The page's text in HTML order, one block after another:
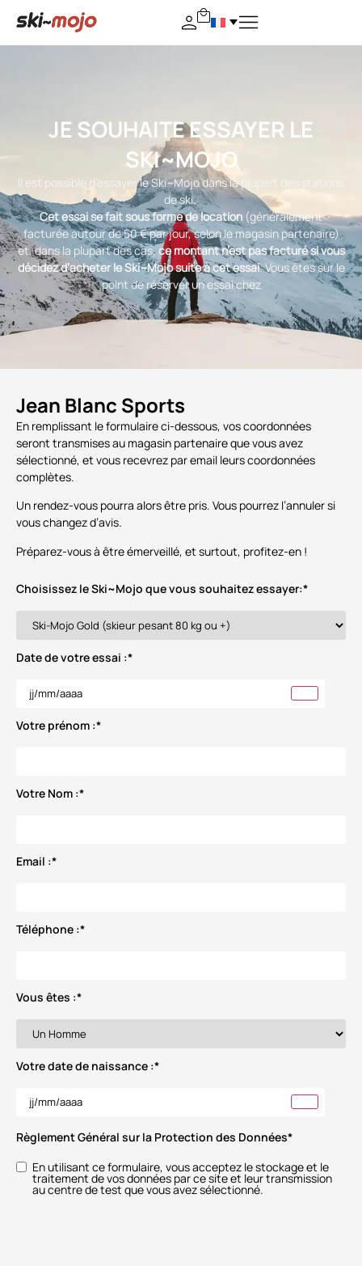
JE SOUHAITE ESSAYER LE
SKI~MOJO
Il est possible d’essayer le Ski~Mojo dans la plupart des stations
de ski.
Cet essai se fait sous forme de location (généralement
facturée autour de 50 € par jour, selon le magasin partenaire)
et, dans la plupart des cas,ce montant n’est pas facturé si vous
décidez d’acheter le Ski~Mojo suite à cet essai. Vous êtes sur le
point de réserver un essai chez
Jean Blanc Sports
En remplissant le formulaire ci-dessous, vos coordonnées
seront transmises au magasin partenaire que vous avez
sélectionné, et vous recevrez par email leurs coordonnées
complètes.
Un rendez-vous pourra alors être pris. Vous pourrez l’annuler si
vous changez d’avis.
Préparez-vous à être émerveillé, et surtout, profitez-en !
Choisissez le Ski~Mojo que vous souhaitez essayer:*
Date de votre essai :*
Votre prénom :*
Votre Nom :*
Email :*
Téléphone :*
Vous êtes :*
Votre date de naissance :*
Règlement Général sur la Protection des Données*
En utilisant ce formulaire, vous acceptez le stockage et le
traitement de vos données par ce site et leur transmission
au centre de test que vous avez sélectionné.